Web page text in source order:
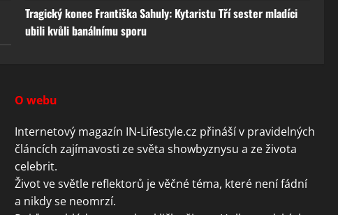
Tragický konec Františka Sahuly: Kytaristu Tří sester mladíci
ubili kvůli banálnímu sporu
O webu
Internetový magazín IN-Lifestyle.cz přináší v pravidelných
článcích zajímavosti ze světa showbyznysu a ze života
celebrit.
Život ve světle reflektorů je věčné téma, které není fádní
a nikdy se neomrzí.